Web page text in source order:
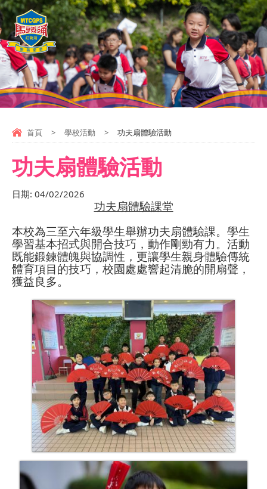
首頁 > 學校活動 > 功夫扇體驗活動
功夫扇體驗活動
日期: 04/02/2026
功夫扇體驗課堂
本校為三至六年級學生舉辦功夫扇體驗課。學生
學習基本招式與開合技巧，動作剛勁有力。活動
既能鍛鍊體魄與協調性，更讓學生親身體驗傳統
體育項目的技巧，校園處處響起清脆的開扇聲，
獲益良多。